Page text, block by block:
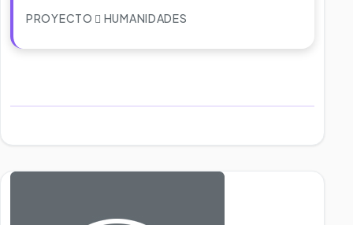
PROYECTO HUMANIDADES